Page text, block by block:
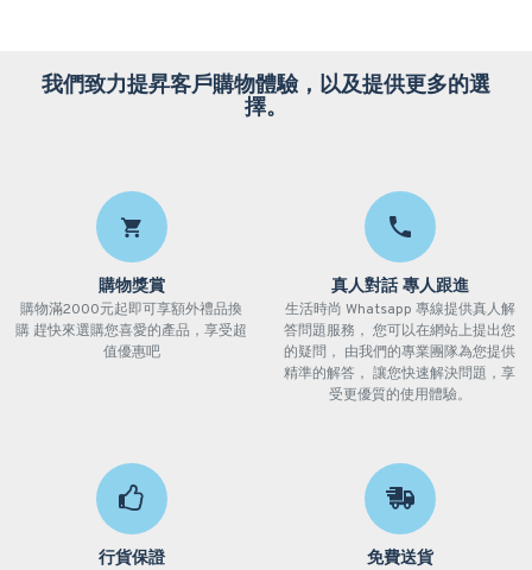
我們致力提昇客戶購物體驗，以及提供更多的選
擇。
購物獎賞
購物滿2000元起即可享額外禮品換
購 趕快來選購您喜愛的產品，享受超
值優惠吧
真人對話 專人跟進
生活時尚 Whatsapp 專線提供真人解
答問題服務， 您可以在網站上提出您
的疑問， 由我們的專業團隊為您提供
精準的解答， 讓您快速解決問題，享
受更優質的使用體驗。
行貨保證 免費送貨